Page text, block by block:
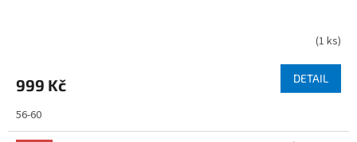
(1 ks)
999 Kč DETAIL
56-60